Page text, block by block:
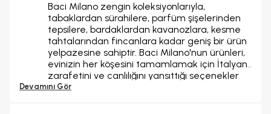
Baci Milano zengin koleksiyonlarıyla,
tabaklardan sürahilere, parfüm şişelerinden
tepsilere, bardaklardan kavanozlara, kesme
tahtalarından fincanlara kadar geniş bir ürün
yelpazesine sahiptir. Baci Milano'nun ürünleri,
evinizin her köşesini tamamlamak için İtalyan
zarafetini ve canlılığını yansıttığı seçenekler
sunar. Hem geleneksel hem de çağdaş
Devamını Gör